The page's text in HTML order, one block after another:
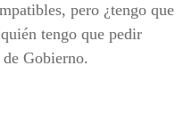
pero ¿tengo que
tengo que pedir
Gobierno.